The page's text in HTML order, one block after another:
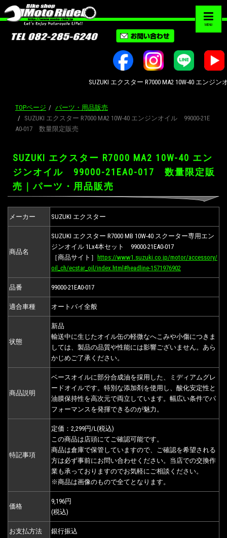
MENU
SUZUKI エクスター R7000 MA2 10W-40 エンジ
TOPページ
パーツ・用品販売
SUZUKI エクスター R7000 MA2 10W-40 エンジンオイル 99000-21E
A0-017 数量限定販売
SUZUKI エクスター R7000 MA2 10W-40 エン
ジンオイル 99000-21EA0-017 数量限定販
売｜パーツ・用品販売
メーカー SUZUKI エクスター
商品名
SUZUKI エクスター R7000 MB 10W-40 スクーター専用エン
ジンオイル 1Lх4本セット 99000-21EA0-017
［商品サイト］
https://www1.suzuki.co.jp/motor/accessory/
oil_ch/ecstar_oil/index.html#headline-1571976902
品番 99000-21EA0-017
適合車種 オートバイ全般
状態
新品
輸送中に生じたオイル缶の軽微なへこみや小傷につきま
しては、製品の品質や性能には影響ございません。あら
かじめご了承ください。
商品説明
ベースオイルに部分合成油を採用した、ミディアムグレ
ードオイルです。特別な添加剤を使用し、酸化安定性と
油膜保持性を高次元で両立しています。幅広い条件でパ
フォーマンスを発揮できるのが魅力。
特記事項
定価：2,299円/L(税込)
この商品は店頭にてご確認可能です。
商品は倉庫で保管していますので、ご確認を希望される
方は必ず事前にお問い合わせください。当店での交換作
業も承っておりますのでお気軽にご相談ください。
※商品は画像のもので全てとなります。
価格
9,196円
(税込)
お支払方法 銀行振込